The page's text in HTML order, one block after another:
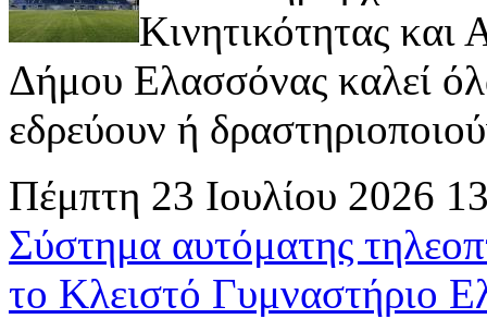
Κινητικότητας
Δήμου Ελασσόνας καλεί
εδρεύουν ή
Πέμπτη 23 Ιουλίου 2026
Σύστημα αυτόματης
το Κλειστό Γυμναστήριο